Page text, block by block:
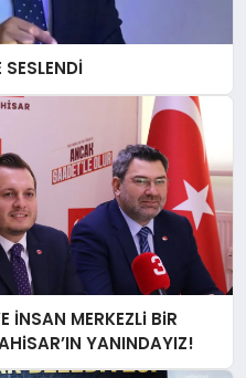
İNSAN MERKEZLi BiR
YANINDAYIZ!